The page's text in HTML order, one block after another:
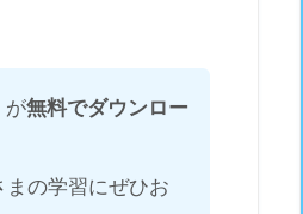
が無料でダウンロー
の学習にぜひお